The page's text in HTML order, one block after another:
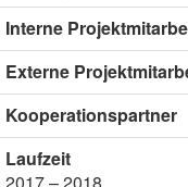
Interne
Externe
Kooperationspartner
Laufzeit